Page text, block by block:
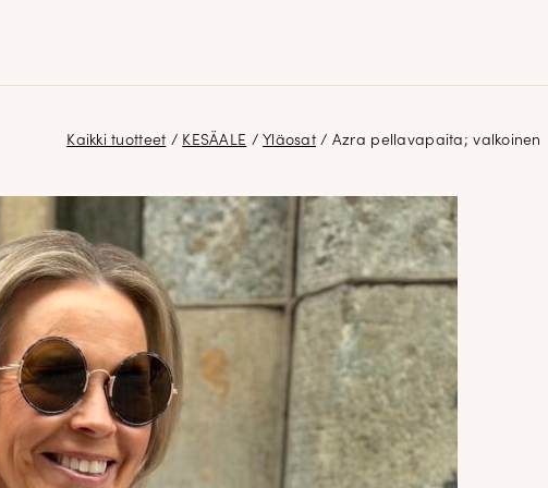
Kaikki tuotteet / KESÄALE / Yläosat / Azra pellavapaita; valkoinen